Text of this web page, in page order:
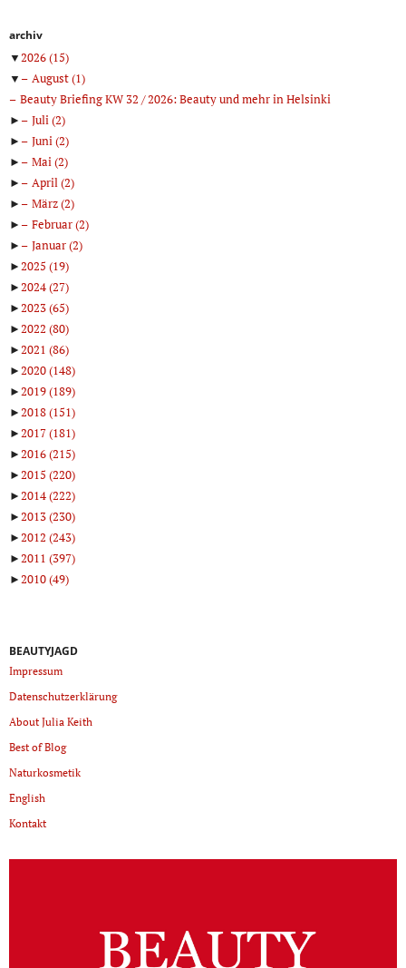
archiv
▼ 2026(15)
▼
August(1)
Beauty Briefing KW 32 / 2026: Beauty und mehr in Helsinki
►
Juli (2)
►
Juni (2)
►
Mai (2)
►
April (2)
►
März(2)
►
Februar(2)
►
Januar(2)
► 2025 (19)
► 2024(27)
► 2023(65)
► 2022 (80)
► 2021 (86)
► 2020(148)
► 2019(189)
► 2018(151)
► 2017(181)
► 2016(215)
► 2015 (220)
► 2014(222)
► 2013(230)
► 2012 (243)
► 2011 (397)
► 2010(49)
BEAUTYJAGD
Impressum
Datenschutzerklärung
About Julia Keith
Best of Blog
Naturkosmetik
English
Kontakt